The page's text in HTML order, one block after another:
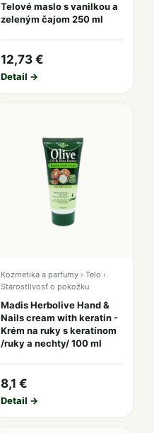
Telové maslo s vanilkou a
zeleným čajom 250 ml
12,73 €
Detail →
Kozmetika a parfumy › Telo ›
Starostlivosť o pokožku
Madis Herbolive Hand &
Nails cream with keratin -
Krém na ruky s keratínom
/ruky a nechty/ 100 ml
8,1 €
Detail →